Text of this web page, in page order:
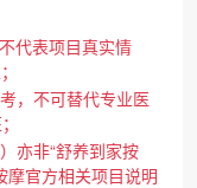
代表项目真实情
，不可替代专业医
亦非“舒养到家按
摩官方相关项目说明